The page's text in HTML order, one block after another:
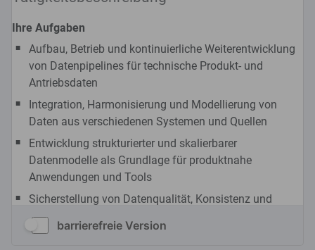
barrierefreie Version